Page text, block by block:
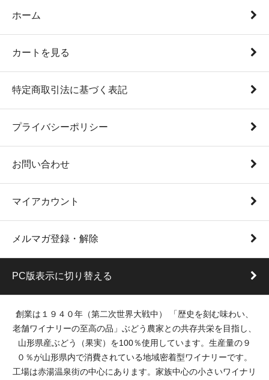
ホーム
カートを見る
特定商取引法に基づく表記
プライバシーポリシー
お問い合わせ
マイアカウント
メルマガ登録・解除
PC版表示に切り替える
創業は１９４０年（第二次世界大戦中） 「歴史を刻む味わい、
老舗ワイナリーの至高の品」ぶどう農家との共存共栄を目指し、
山形県産ぶどう（果実）を100％使用しています。生産量の９
０％が山形県内で消費されている地域密着型ワイナリーです。
工場は赤湯温泉街の中心にあります。家族中心の小さいワイナリ